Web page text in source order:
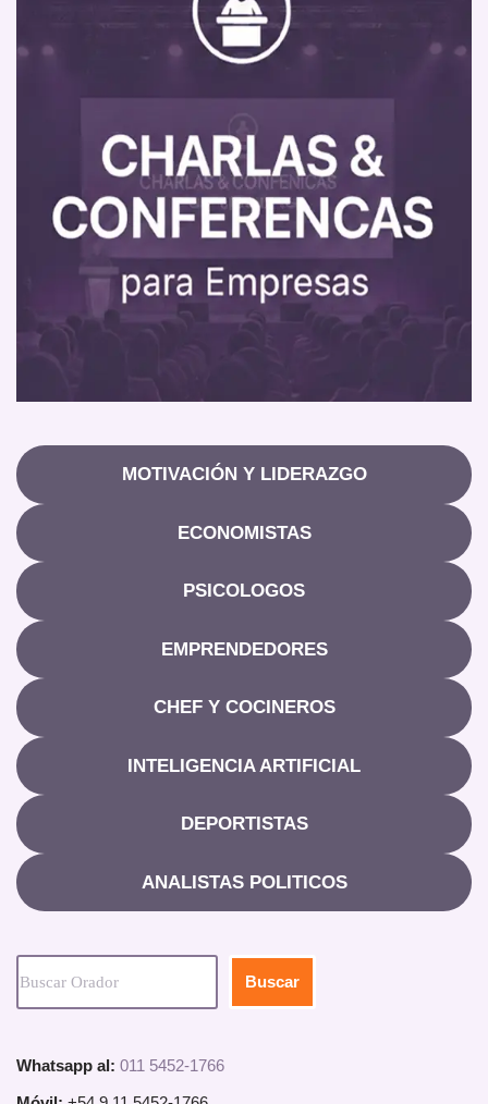
MOTIVACIÓN Y LIDERAZGO
ECONOMISTAS
PSICOLOGOS
EMPRENDEDORES
CHEF Y COCINEROS
INTELIGENCIA ARTIFICIAL
DEPORTISTAS
ANALISTAS POLITICOS
Buscar
Whatsapp al: 011 5452-1766